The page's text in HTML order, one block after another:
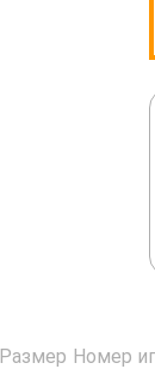
Размер Номер